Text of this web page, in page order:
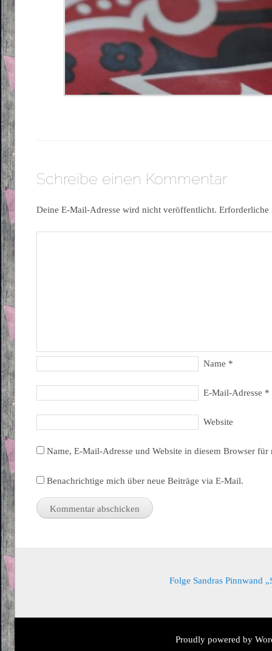
Schreibe einen Kommentar
Deine E-Mail-Adresse wird nicht veröffentlicht.
Name *
E-Mail-Adresse *
Website
Name, E-Mail-Adresse und Website in diesem Browser
Benachrichtige mich über neue Beiträge via E-Mail.
Folge Sandras Pinnwand
Proudly powered by